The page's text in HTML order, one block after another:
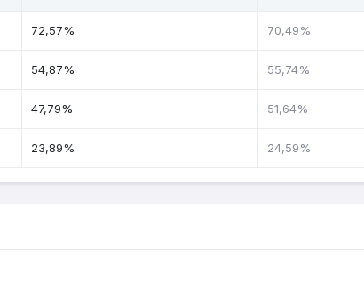
72,57% 70,49%
54,87% 55,74%
47,79% 51,64%
23,89% 24,59%